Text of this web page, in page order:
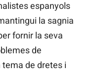
espanyols
la sagnia
fornir la seva
de
tema de dretes i